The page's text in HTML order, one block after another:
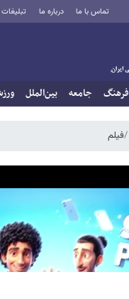
تماس با ما درباره ما تبلیغات
فرهنگ جامعه بین‌الملل
فیلم